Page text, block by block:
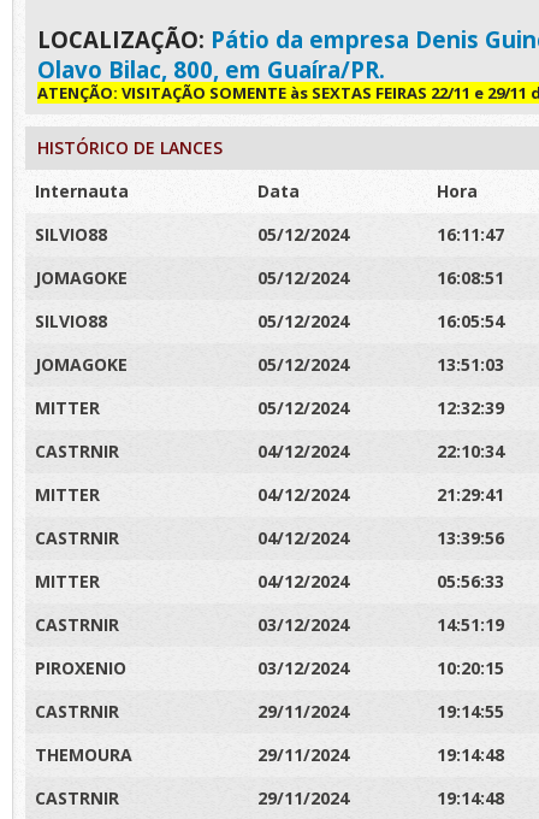
LOCALIZAÇÃO: Pátio da empresa Denis
Olavo Bilac, 800, em Guaíra/PR.
ATENÇÃO: VISITAÇÃO SOMENTE às SEXTAS FEIRAS 22/11 e 29/
HISTÓRICO DE LANCES
Internauta
Data
Hora
SILVIO88
05/12/2024
16:11:47
JOMAGOKE
05/12/2024
16:08:51
SILVIO88
05/12/2024
16:05:54
JOMAGOKE
05/12/2024
13:51:03
MITTER
05/12/2024
12:32:39
CASTRNIR
04/12/2024
22:10:34
MITTER
04/12/2024
21:29:41
CASTRNIR
04/12/2024
13:39:56
MITTER
04/12/2024
05:56:33
CASTRNIR
03/12/2024
14:51:19
PIROXENIO
03/12/2024
10:20:15
CASTRNIR
29/11/2024
19:14:55
THEMOURA
29/11/2024
19:14:48
CASTRNIR
29/11/2024
19:14:48